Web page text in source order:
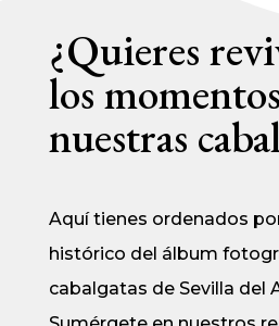
¿Quieres
los
nuestras
Aquí tienes ordenados
histórico del álbum
cabalgatas de Sevilla del